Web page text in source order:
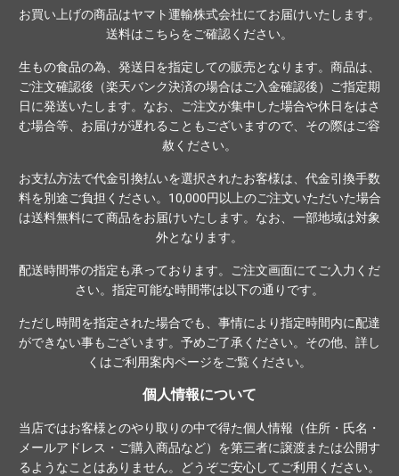
レ
お買い上げの商品はヤマト運輸株式会社にてお届けいたします。
送料はこちらをご確認ください。
生もの食品の為、発送日を指定しての販売となります。商品は、
ご注文確認後（楽天バンク決済の場合はご入金確認後）ご指定期
日に発送いたします。なお、ご注文が集中した場合や休日をはさ
む場合等、お届けが遅れることもございますので、その際はご容
赦ください。
お支払方法で代金引換払いを選択されたお客様は、代金引換手数
料を別途ご負担ください。10,000円以上のご注文いただいた場合
は送料無料にて商品をお届けいたします。なお、一部地域は対象
外となります。
配送時間帯の指定も承っております。ご注文画面にてご入力くだ
さい。指定可能な時間帯は以下の通りです。
ただし時間を指定された場合でも、事情により指定時間内に配達
ができない事もございます。予めご了承ください。その他、詳し
くはご利用案内ページをご覧ください。
個人情報について
当店ではお客様とのやり取りの中で得た個人情報（住所・氏名・
メールアドレス・ご購入商品など）を第三者に譲渡または公開す
るようなことはありません。どうぞご安心してご利用ください。